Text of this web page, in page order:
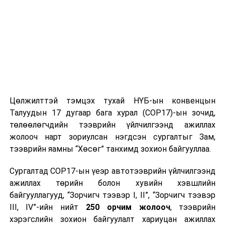
чадсан юм.
Төслийн эхний шатанд 8 сая юань, хоёрдахь шатанд
18 сая юанийн хөрөнгө оруулалт хийж, Гаогэн-Инз
гацааны зүүн талын 20 гаруй га орхигдсон уурхайн
сэргээснээр хадны наран шарлагын газар, элсэрхэг
наран шарлагын газар, аялал жуулчлалын
үйлчилгээний төв, экологийн зогсоол, үзвэрийн
тавцан, загас агнуурын хөлөг онгоцны зогсоол, усан
Цөлжилттэй тэмцэх тухай НҮБ-ын конвенцын
Талуудын 17 дугаар бага хурал (COP17)-ын зочид,
төлөөлөгчдийн тээврийн үйлчилгээнд ажиллах
жолооч нарт зориулсан нэгдсэн сургалтыг Зам,
тээврийн яамны “Хөсөг” танхимд зохион байгууллаа.
Сургалтад COP17-ын үеэр автотээврийн үйлчилгээнд
ажиллах төрийн болон хувийн хэвшлийн
байгууллагууд, “Зорчигч тээвэр I, II”, “Зорчигч тээвэр
III, IV”-ийн нийт 250 орчим жолооч, тээврийн
хэрэгслийн зохион байгуулалт хариуцан ажиллах